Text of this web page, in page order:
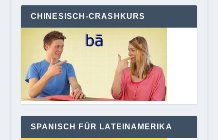
CHINESISCH-CRASHKURS
SPANISCH FÜR LATEINAMERIKA